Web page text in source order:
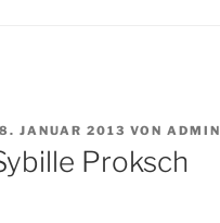
JANUAR 2013 VON ADMIN
Proksch